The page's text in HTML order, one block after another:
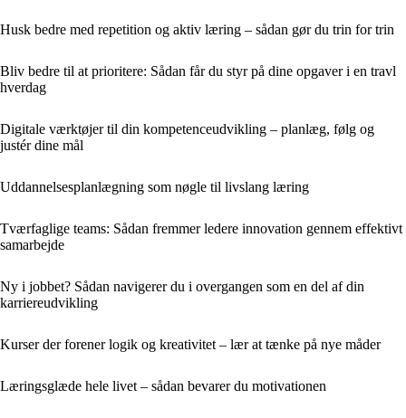
Husk bedre med repetition og aktiv læring – sådan gør du trin for trin
Bliv bedre til at prioritere: Sådan får du styr på dine opgaver i en travl
hverdag
Digitale værktøjer til din kompetenceudvikling – planlæg, følg og
justér dine mål
Uddannelsesplanlægning som nøgle til livslang læring
Tværfaglige teams: Sådan fremmer ledere innovation gennem effektivt
samarbejde
Ny i jobbet? Sådan navigerer du i overgangen som en del af din
karriereudvikling
Kurser der forener logik og kreativitet – lær at tænke på nye måder
Læringsglæde hele livet – sådan bevarer du motivationen